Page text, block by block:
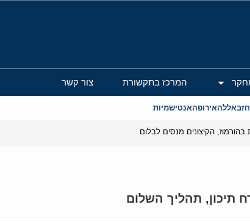
וביטחון
המרכז בתקשורת צור קשר
חזבאללהאירופהאנטישמיות
הקיצונים מנסים לבלום
תיכון, תהליך השלום